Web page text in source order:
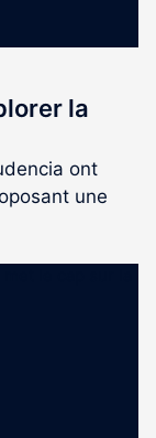
la
ont
une